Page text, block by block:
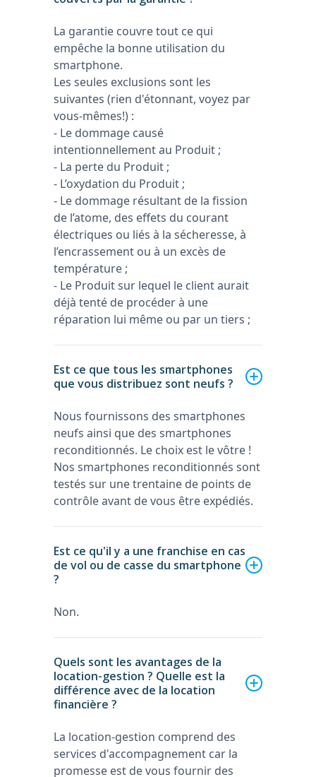
La garantie couvre tout ce qui
empêche la bonne utilisation du
smartphone.
Les seules exclusions sont les
suivantes (rien d'étonnant, voyez par
vous-mêmes!) :
- Le dommage causé
intentionnellement au Produit ;
- La perte du Produit ;
- L’oxydation du Produit ;
- Le dommage résultant de la fission
de l’atome, des effets du courant
électriques ou liés à la sécheresse, à
l’encrassement ou à un excès de
température ;
- Le Produit sur lequel le client aurait
déjà tenté de procéder à une
réparation lui même ou par un tiers ;
Est ce que tous les smartphones
que vous distribuez sont neufs ?
Nous fournissons des smartphones
neufs ainsi que des smartphones
reconditionnés. Le choix est le vôtre !
Nos smartphones reconditionnés sont
testés sur une trentaine de points de
contrôle avant de vous être expédiés.
Est ce qu'il y a une franchise en cas
de vol ou de casse du smartphone
?
Non.
Quels sont les avantages de la
location-gestion ? Quelle est la
différence avec de la location
financière ?
La location-gestion comprend des
services d'accompagnement car la
promesse est de vous fournir des